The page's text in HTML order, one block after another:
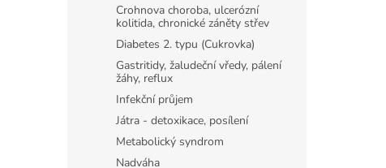
Crohnova choroba, ulcerózní
kolitida, chronické záněty střev
Diabetes 2. typu (Cukrovka)
Gastritidy, žaludeční vředy, pálení
žáhy, reflux
Infekční průjem
Játra - detoxikace, posílení
Metabolický syndrom
Nadváha